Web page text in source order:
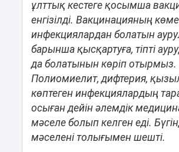
ұлттық кестеге қосымша
енгізілді. Вакцинацияның
инфекциялардан болатын
барынша қысқартуға, тіпті
да болатынын көріп отырмыз.
Полиомиелит, дифтерия,
көптеген инфекциялардың
осыған дейін әлемдік
мәселе болып келген еді.
мәселені толығымен шешті.